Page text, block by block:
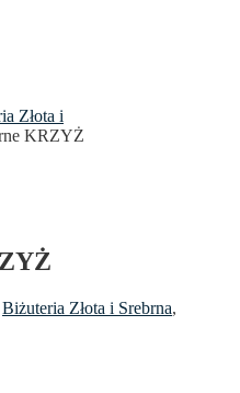
Złota i
KRZYŻ
Biżuteria Złota i Srebrna,